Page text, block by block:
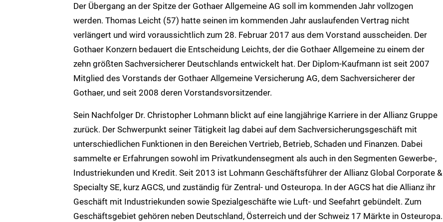
Der Übergang an der Spitze der Gothaer Allgemeine AG soll im kommenden Jahr vollzogen
werden. Thomas Leicht (57) hatte seinen im kommenden Jahr auslaufenden Vertrag nicht
verlängert und wird voraussichtlich zum 28. Februar 2017 aus dem Vorstand ausscheiden. Der
Gothaer Konzern bedauert die Entscheidung Leichts, der die Gothaer Allgemeine zu einem der
zehn größten Sachversicherer Deutschlands entwickelt hat. Der Diplom-Kaufmann ist seit 2007
Mitglied des Vorstands der Gothaer Allgemeine Versicherung AG, dem Sachversicherer der
Gothaer, und seit 2008 deren Vorstandsvorsitzender.
Sein Nachfolger Dr. Christopher Lohmann blickt auf eine langjährige Karriere in der Allianz Gruppe
zurück. Der Schwerpunkt seiner Tätigkeit lag dabei auf dem Sachversicherungsgeschäft mit
unterschiedlichen Funktionen in den Bereichen Vertrieb, Betrieb, Schaden und Finanzen. Dabei
sammelte er Erfahrungen sowohl im Privatkundensegment als auch in den Segmenten Gewerbe-,
Industriekunden und Kredit. Seit 2013 ist Lohmann Geschäftsführer der Allianz Global Corporate &
Specialty SE, kurz AGCS, und zuständig für Zentral- und Osteuropa. In der AGCS hat die Allianz ihr
Geschäft mit Industriekunden sowie Spezialgeschäfte wie Luft- und Seefahrt gebündelt. Zum
Geschäftsgebiet gehören neben Deutschland, Österreich und der Schweiz 17 Märkte in Osteuropa.